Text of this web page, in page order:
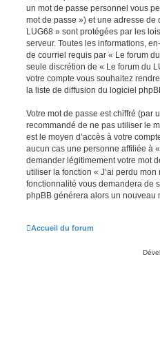
un mot de passe personnel vous
mot de passe ») et une adresse
LUG68 » sont protégées par les
serveur. Toutes les informations,
de courriel requis par « Le forum
seule discrétion de « Le forum du
votre compte vous souhaitez
la liste de diffusion du logiciel
Votre mot de passe est chiffré (par
recommandé de ne pas utiliser le
est le moyen d’accès à votre
aucun cas une personne affiliée à
demander légitimement votre mot
utiliser la fonction « J’ai perdu
fonctionnalité vous demandera de
phpBB générera alors un nouveau
Accueil du forum